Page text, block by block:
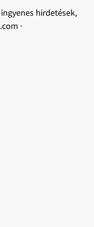
hirdetések,
·